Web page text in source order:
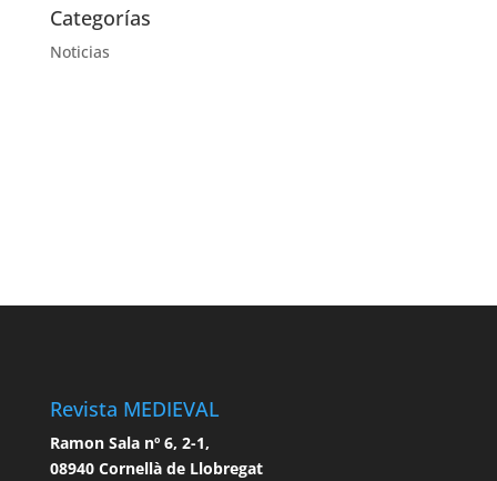
Categorías
Noticias
Revista MEDIEVAL
Ramon Sala nº 6, 2-1,
08940 Cornellà de Llobregat